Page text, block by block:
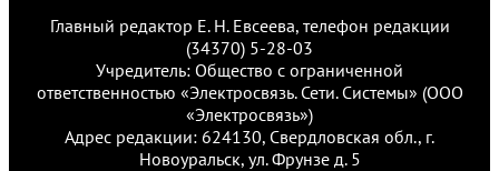
Главный редактор Е. Н. Евсеева, телефон редакции
(34370) 5-28-03
Учредитель: Общество с ограниченной
ответственностью «Электросвязь. Сети. Системы» (ООО
«Электросвязь»)
Адрес редакции: 624130, Свердловская обл., г.
Новоуральск, ул. Фрунзе д. 5